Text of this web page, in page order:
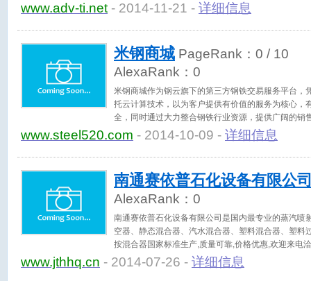
www.adv-ti.net- 2014-11-21 - 详细信息
米钢商城 PageRank： 0 / 10
AlexaRank： 0
米钢商城作为钢云旗下的第三方钢铁交易服务平台，
托云计算技术，以为客户提供有价值的服务为核心，
全，同时通过大力整合钢铁行业资源，提供广阔的销
简单。
www.steel520.com - 2014-10-09 - 详细信息
南通赛依普石化设备有限公
AlexaRank： 0
南通赛依普石化设备有限公司是国内最专业的蒸汽喷
空器、静态混合器、汽水混合器、塑料混合器、塑料
按混合器国家标准生产,质量可靠,价格优惠,欢迎来电
www.jthhq.cn - 2014-07-26 - 详细信息